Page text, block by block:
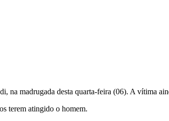
na madrugada desta quarta-feira (06). A vítima
terem atingido o homem.